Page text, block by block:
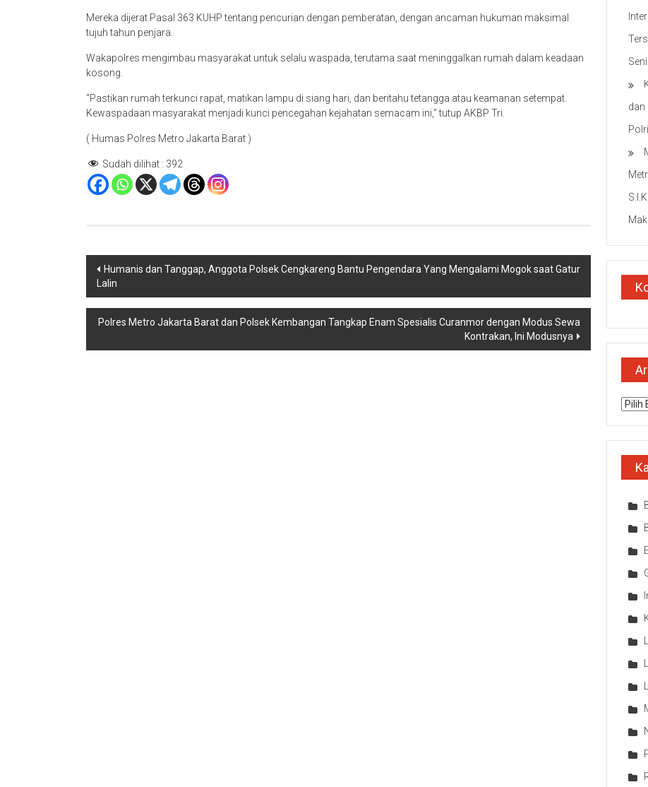
Mereka dijerat Pasal 363 KUHP tentang pencurian dengan pemberatan, dengan ancaman hukuman maksimal
tujuh tahun penjara.
Wakapolres mengimbau masyarakat untuk selalu waspada, terutama saat meninggalkan rumah dalam keadaan
kosong.
“Pastikan rumah terkunci rapat, matikan lampu di siang hari, dan beritahu tetangga atau keamanan setempat.
Kewaspadaan masyarakat menjadi kunci pencegahan kejahatan semacam ini,” tutup AKBP Tri.
( Humas Polres Metro Jakarta Barat )
Sudah dilihat : 392
Navigasi
pos
Humanis dan Tanggap, Anggota Polsek Cengkareng Bantu Pengendara Yang Mengalami Mogok saat Gatur
Lalin
Polres Metro Jakarta Barat dan Polsek Kembangan Tangkap Enam Spesialis Curanmor dengan Modus Sewa
Kontrakan, Ini Modusnya
dan
Arsip